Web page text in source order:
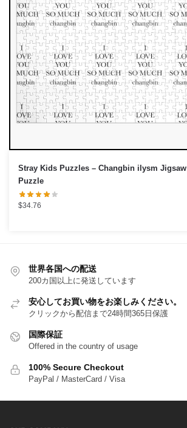
Stray Kids Puzzles – Changbin ilysm Jigsaw
Puzzle
$34.76
世界各国への配送
200カ国以上に発送しています
安心してお買い物をお楽しみください。
クリックから配信まで24時間365日保護
国際保証
Offered in the country of usage
100% Secure Checkout
PayPal / MasterCard / Visa